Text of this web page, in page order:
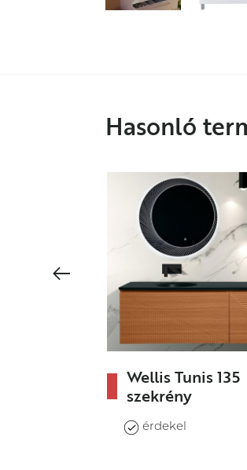
Hasonló
Wellis Tunis 135
szekrény
Méret: 134,4×51,8×45
2 fiókos
érdekel